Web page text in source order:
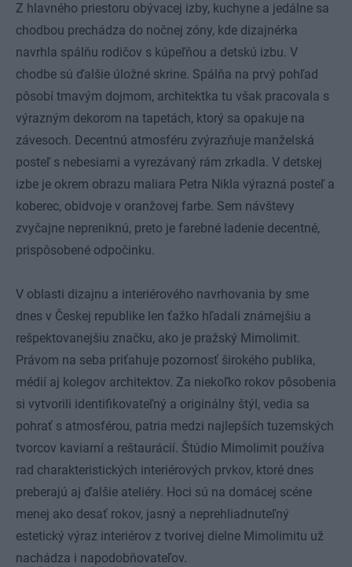
Z hlavného priestoru obývacej izby, kuchyne a jedálne sa
chodbou prechádza do nočnej zóny, kde dizajnérka
navrhla spálňu rodičov s kúpeľňou a detskú izbu. V
chodbe sú ďalšie úložné skrine. Spálňa na prvý pohľad
pôsobí tmavým dojmom, architektka tu však pracovala s
výrazným dekorom na tapetách, ktorý sa opakuje na
závesoch. Decentnú atmosféru zvýrazňuje manželská
posteľ s nebesiami a vyrezávaný rám zrkadla. V detskej
izbe je okrem obrazu maliara Petra Nikla výrazná posteľ a
koberec, obidvoje v oranžovej farbe. Sem návštevy
zvyčajne nepreniknú, preto je farebné ladenie decentné,
prispôsobené odpočinku.
V oblasti dizajnu a interiérového navrhovania by sme
dnes v Českej republike len ťažko hľadali známejšiu a
rešpektovanejšiu značku, ako je pražský Mimolimit.
Právom na seba priťahuje pozornosť širokého publika,
médií aj kolegov architektov. Za niekoľko rokov pôsobenia
si vytvorili identifikovateľný a originálny štýl, vedia sa
pohrať s atmosférou, patria medzi najlepších tuzemských
tvorcov kaviarní a reštaurácií. Štúdio Mimolimit používa
rad charakteristických interiérových prvkov, ktoré dnes
preberajú aj ďalšie ateliéry. Hoci sú na domácej scéne
menej ako desať rokov, jasný a neprehliadnuteľný
estetický výraz interiérov z tvorivej dielne Mimolimitu už
nachádza i napodobňovateľov.